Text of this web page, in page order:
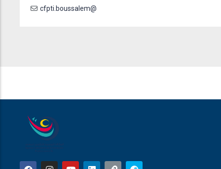
cfpti.boussalem@